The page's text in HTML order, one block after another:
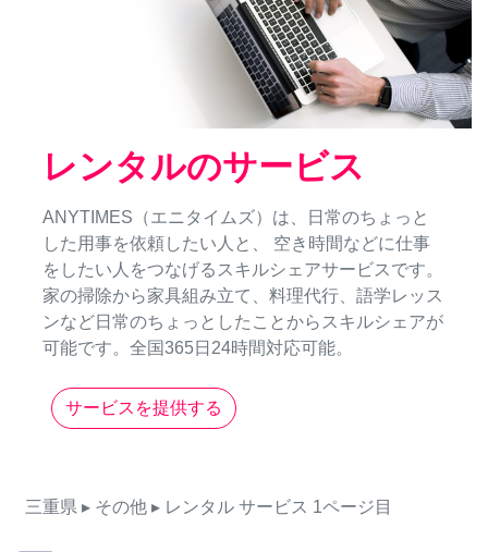
レンタルのサービス
ANYTIMES（エニタイムズ）は、日常のちょっと
した用事を依頼したい人と、 空き時間などに仕事
をしたい人をつなげるスキルシェアサービスです。
家の掃除から家具組み立て、料理代行、語学レッス
ンなど日常のちょっとしたことからスキルシェアが
可能です。全国365日24時間対応可能。
サービスを提供する
三重県 ▸ その他 ▸ レンタル サービス 1ページ目